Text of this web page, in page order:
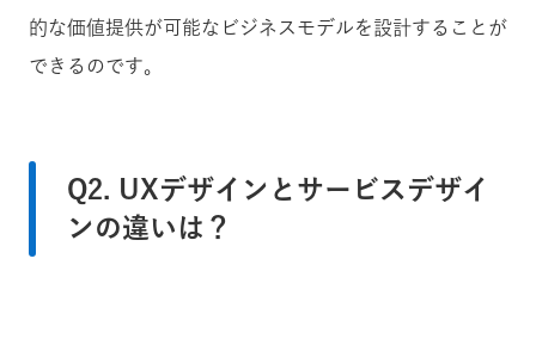
的な価値提供が可能なビジネスモデルを設計することが
できるのです。
Q2. UXデザインとサービスデザイ
ンの違いは？